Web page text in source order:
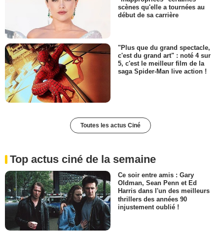
scènes qu'elle a tournées au
début de sa carrière
"Plus que du grand spectacle,
c'est du grand art" : noté 4 sur
5, c'est le meilleur film de la
saga Spider-Man live action !
Toutes les actus Ciné
Top actus ciné de la semaine
Ce soir entre amis : Gary
Oldman, Sean Penn et Ed
Harris dans l'un des meilleurs
thrillers des années 90
injustement oublié !